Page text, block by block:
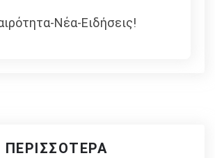
Νέα-Ειδήσεις!
ΠΕΡΙΣΣΌΤΕΡΑ